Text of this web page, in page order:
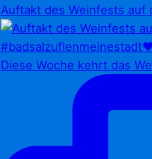
Auftakt des Weinfests auf
Diese Woche kehrt das